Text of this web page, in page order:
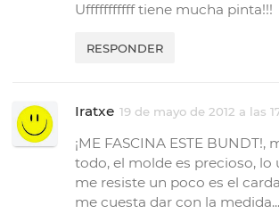
Ufffffffffff tiene mucha pinta!!!
RESPONDER
Iratxe 19 de mayo de 2012 a las
¡ME FASCINA ESTE BUNDT!,
todo, el molde es precioso, lo
me resiste un poco es el
me cuesta dar con la